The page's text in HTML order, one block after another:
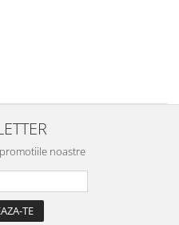
noastre